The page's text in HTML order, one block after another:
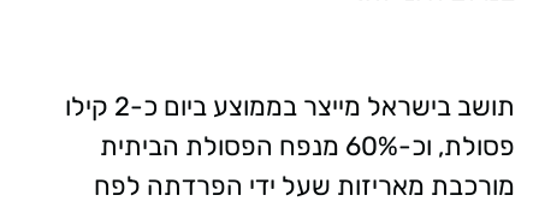
תושב בישראל מייצר בממוצע ביום כ-2 קילו
פסולת, וכ-60% מנפח הפסולת הביתית
מורכבת מאריזות שעל ידי הפרדתה לפח